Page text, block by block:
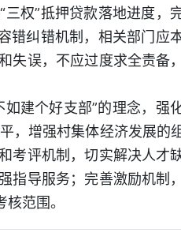
权”抵押贷款落地进度，
错纠错机制，相关部门应
失误，不应过度求全责备
建个好支部”的理念，强
，增强村集体经济发展的
考评机制，切实解决人才
指导服务；完善激励机制
范围。